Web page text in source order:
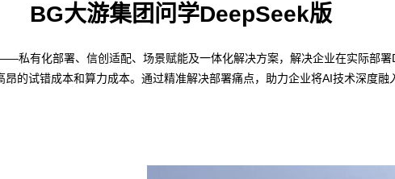
BG大游集团问学DeepSeek版
私有化部署、信创适配、场景赋能及一体化解决方案，解决企业在实际部
的试错成本和算力成本。通过精准解决部署痛点，助力企业将AI技术深度